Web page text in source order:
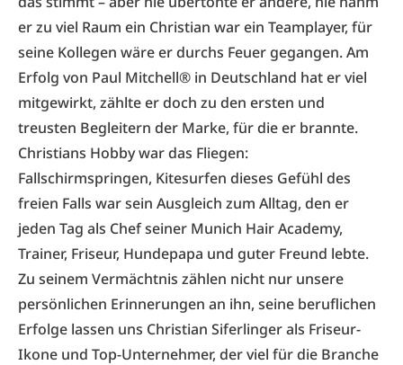
er zu viel Raum ein Christian war ein Teamplayer, für
seine Kollegen wäre er durchs Feuer gegangen. Am
Erfolg von Paul Mitchell® in Deutschland hat er viel
mitgewirkt, zählte er doch zu den ersten und
treusten Begleitern der Marke, für die er brannte.
Christians Hobby war das Fliegen:
Fallschirmspringen, Kitesurfen dieses Gefühl des
freien Falls war sein Ausgleich zum Alltag, den er
jeden Tag als Chef seiner Munich Hair Academy,
Trainer, Friseur, Hundepapa und guter Freund lebte.
Zu seinem Vermächtnis zählen nicht nur unsere
persönlichen Erinnerungen an ihn, seine beruflichen
Erfolge lassen uns Christian Siferlinger als Friseur-
Ikone und Top-Unternehmer, der viel für die Branche